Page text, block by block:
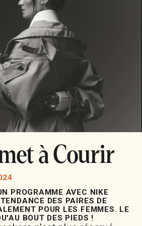
à Courir
PROGRAMME AVEC NIKE
DES PAIRES DE
POUR LES FEMMES. LE
BOUT DES PIEDS !